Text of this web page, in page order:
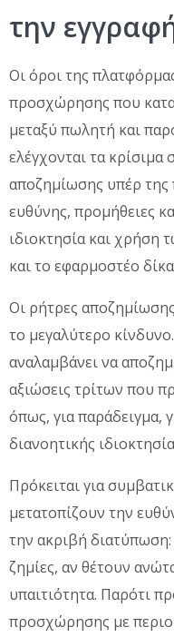
την
Οι όροι της
προσχώρησης που
μεταξύ πωλητή και
ελέγχονται τα
αποζημίωσης υπέρ της
ευθύνης, προμήθειες
ιδιοκτησία και
και το εφαρμοστέο
Οι ρήτρες
το μεγαλύτερο
αναλαμβάνει να
αξιώσεις τρίτων που
όπως, για παράδειγμα,
διανοητικής
Πρόκειται για
μετατοπίζουν την
την ακριβή
ζημίες, αν θέτουν
υπαιτιότητα. Παρότι
προσχώρησης με